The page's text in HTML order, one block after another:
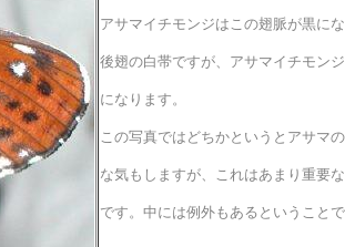
アサマイチモンジはこの翅脈が黒にな
後翅の白帯ですが、アサマイチモン
になります。
この写真ではどちかというとアサマ
な気もしますが、これはあまり重要
です。中には例外もあるということで